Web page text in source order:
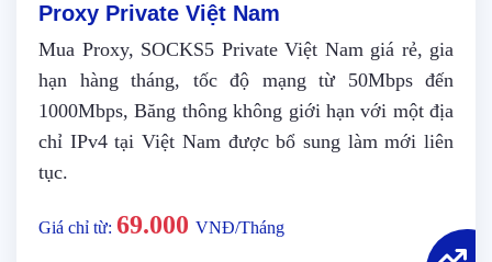
Proxy Private Việt Nam
Mua Proxy, SOCKS5 Private Việt Nam giá rẻ, gia
hạn hàng tháng, tốc độ mạng từ 50Mbps đến
1000Mbps, Băng thông không giới hạn với một địa
chỉ IPv4 tại Việt Nam được bổ sung làm mới liên
tục.
Giá chỉ từ: 69.000 VNĐ/Tháng